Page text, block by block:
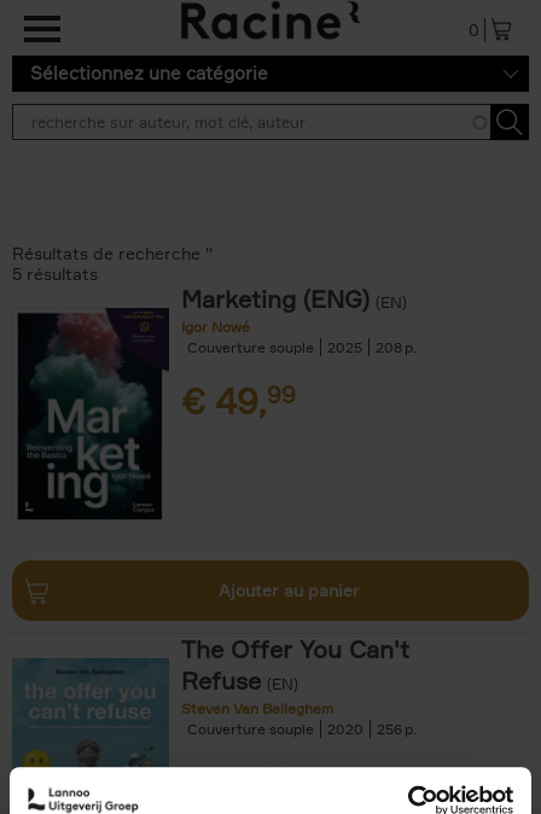
Aller au contenu principal
0
Sélectionnez une catégorie
Résultats de recherche ''
5 résultats
Marketing (ENG) (EN)
Igor Nowé
Couverture souple
2025 208
€ 49,99
Ajouter au panier
The Offer You Can't
Refuse (EN)
Steven Van Belleghem
Couverture souple
2020 256
€37,50